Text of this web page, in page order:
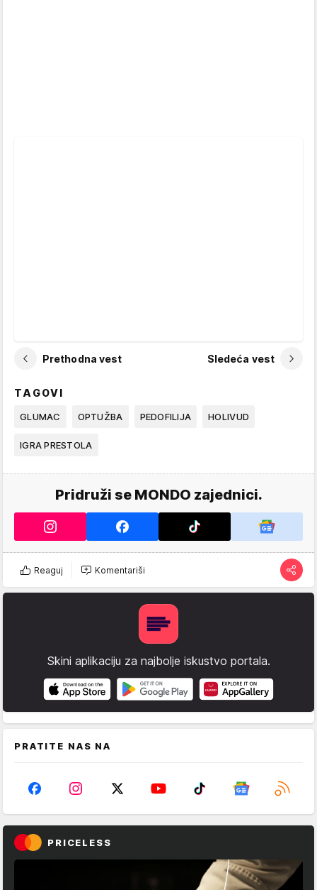
Prethodna vest Sledeća vest
TAGOVI
GLUMAC OPTUŽBA PEDOFILIJA HOLIVUD
IGRA PRESTOLA
Pridruži se MONDO zajednici.
Reaguj Komentariši
Skini aplikaciju za najbolje iskustvo portala.
PRATITE NAS NA
PRICELESS